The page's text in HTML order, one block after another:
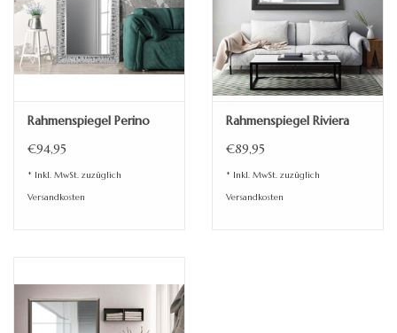
Rahmenspiegel Perino
€94,95
* Inkl. MwSt. zuzüglich
Versandkosten
Rahmenspiegel Riviera
€89,95
* Inkl. MwSt. zuzüglich
Versandkosten